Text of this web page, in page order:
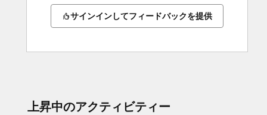
サインインしてフィードバックを提供
上昇中のアクティビティー